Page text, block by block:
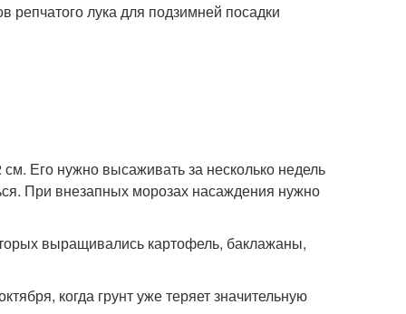
лука для подзимней посадки
Его нужно высаживать за несколько недель
При внезапных морозах насаждения нужно
выращивались картофель, баклажаны,
когда грунт уже теряет значительную